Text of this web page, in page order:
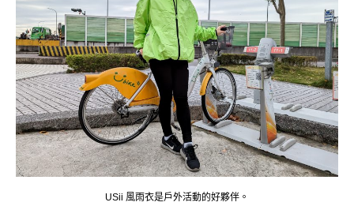
USii 風雨衣是戶外活動的好夥伴。